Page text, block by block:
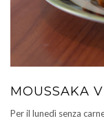
MOUSSAKA
Per il lunedì senza